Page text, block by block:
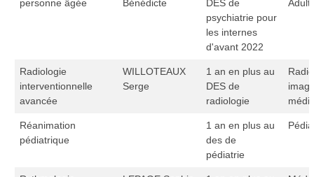
personne âgée
Bénédicte
DES de
psychiatrie pour
les internes
d'avant 2022
Radiologie
interventionnelle
avancée
WILLOTEAUX
Serge
1 an en plus au
DES de
radiologie
Réanimation
pédiatrique
1 an en plus au
des de
pédiatrie